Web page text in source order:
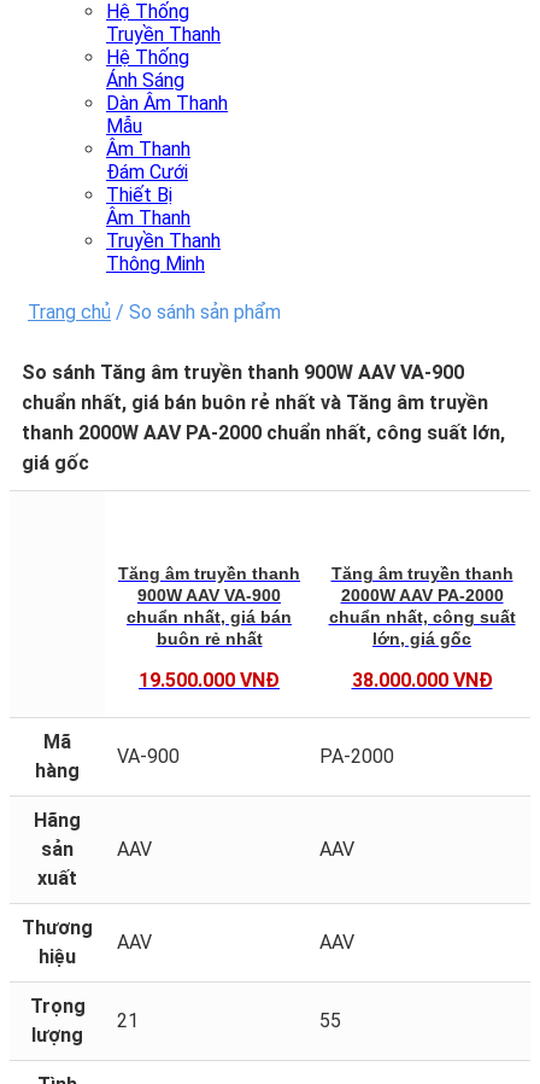
Hệ Thống
Truyền Thanh
Hệ Thống
Ánh Sáng
Dàn Âm Thanh
Mẫu
Âm Thanh
Đám Cưới
Thiết Bị
Âm Thanh
Truyền Thanh
Thông Minh
Trang chủ / So sánh sản phẩm
So sánh Tăng âm truyền thanh 900W AAV VA-900
chuẩn nhất, giá bán buôn rẻ nhất và Tăng âm truyền
thanh 2000W AAV PA-2000 chuẩn nhất, công suất lớn,
giá gốc
Tăng âm truyền thanh
900W AAV VA-900
chuẩn nhất, giá bán
buôn rẻ nhất
19.500.000 VNĐ
Tăng âm truyền thanh
2000W AAV PA-2000
chuẩn nhất, công suất
lớn, giá gốc
38.000.000 VNĐ
Mã
hàng
VA-900 PA-2000
Hãng
sản
xuất
AAV AAV
Thương
hiệu
AAV AAV
Trọng
lượng
21 55